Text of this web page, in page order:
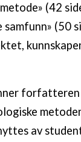
(42
(50
forfatteren
av